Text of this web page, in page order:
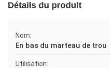
Détails du produit
Nom:
En bas du marteau de trou
Utilisation: